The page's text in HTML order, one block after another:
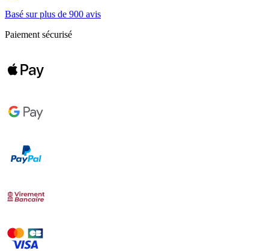
Basé sur plus de 900 avis
Paiement sécurisé